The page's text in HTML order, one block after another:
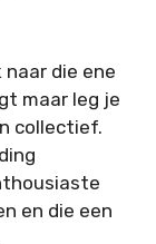
die ene
maar leg je
collectief.
en die een